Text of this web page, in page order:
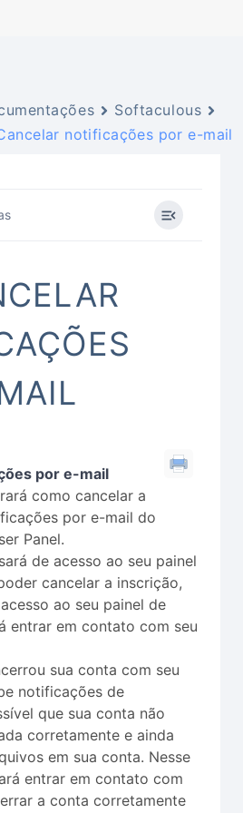
Softaculous
notificações por e-mail
por e-mail
como cancelar a
por e-mail do
Panel.
de acesso ao seu painel
cancelar a inscrição,
ao seu painel de
entrar em contato com seu
sua conta com seu
notificações de
que sua conta não
corretamente e ainda
em sua conta. Nesse
entrar em contato com
a conta corretamente